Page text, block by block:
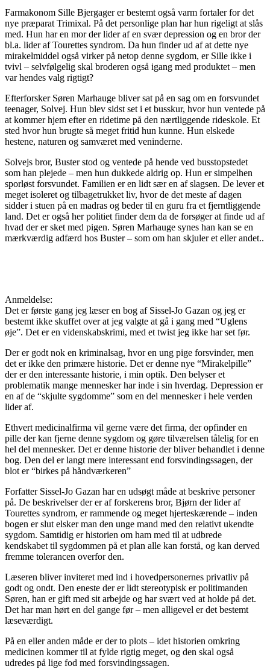
Farmakonom Sille Bjergager er bestemt også varm fortaler for det
nye præparat Trimixal. På det personlige plan har hun rigeligt at slås
med. Hun har en mor der lider af en svær depression og en bror der
bl.a. lider af Tourettes syndrom. Da hun finder ud af at dette nye
mirakelmiddel også virker på netop denne sygdom, er Sille ikke i
tvivl – selvfølgelig skal broderen også igang med produktet – men
var hendes valg rigtigt?
Efterforsker Søren Marhauge bliver sat på en sag om en forsvundet
teenager, Solvej. Hun blev sidst set i et busskur, hvor hun ventede på
at kommer hjem efter en ridetime på den nærtliggende rideskole. Et
sted hvor hun brugte så meget fritid hun kunne. Hun elskede
hestene, naturen og samværet med veninderne.
Solvejs bror, Buster stod og ventede på hende ved busstopstedet
som han plejede – men hun dukkede aldrig op. Hun er simpelhen
sporløst forsvundet. Familien er en lidt sær en af slagsen. De lever et
meget isoleret og tilbagetrukket liv, hvor de det meste af dagen
sidder i stuen på en madras og beder til en guru fra et fjerntliggende
land. Det er også her politiet finder dem da de forsøger at finde ud af
hvad der er sket med pigen. Søren Marhauge synes han kan se en
mærkværdig adfærd hos Buster – som om han skjuler et eller andet..
Anmeldelse:
Det er første gang jeg læser en bog af Sissel-Jo Gazan og jeg er
bestemt ikke skuffet over at jeg valgte at gå i gang med “Uglens
øje”. Det er en videnskabskrimi, med et twist jeg ikke har set før.
Der er godt nok en kriminalsag, hvor en ung pige forsvinder, men
det er ikke den primære historie. Det er denne nye “Mirakelpille”
der er den interessante historie, i min optik. Den belyser et
problematik mange mennesker har inde i sin hverdag. Depression er
en af de “skjulte sygdomme” som en del mennesker i hele verden
lider af.
Ethvert medicinalfirma vil gerne være det firma, der opfinder en
pille der kan fjerne denne sygdom og gøre tilværelsen tålelig for en
hel del mennesker. Det er denne historie der bliver behandlet i denne
bog. Den del er langt mere interessant end forsvindingssagen, der
blot er “birkes på håndværkeren”
Forfatter Sissel-Jo Gazan har en udsøgt måde at beskrive personer
på. De beskrivelser der er af forskerens bror, Bjørn der lider af
Tourettes syndrom, er rammende og meget hjerteskærende – inden
bogen er slut elsker man den unge mand med den relativt ukendte
sygdom. Samtidig er historien om ham med til at udbrede
kendskabet til sygdommen på et plan alle kan forstå, og kan derved
fremme tolerancen overfor den.
Læseren bliver inviteret med ind i hovedpersonernes privatliv på
godt og ondt. Den eneste der er lidt stereotypisk er politimanden
Søren, han er gift med sit arbejde og har svært ved at holde på det.
Det har man hørt en del gange før – men alligevel er det bestemt
læseværdigt.
På en eller anden måde er der to plots – idet historien omkring
medicinen kommer til at fylde rigtig meget, og den skal også
udredes på lige fod med forsvindingssagen.